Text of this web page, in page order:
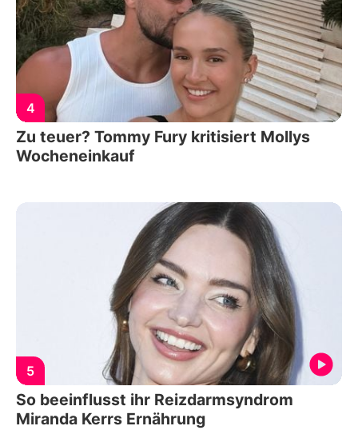
4
Zu teuer? Tommy Fury kritisiert Mollys
Wocheneinkauf
5
So beeinflusst ihr Reizdarmsyndrom
Miranda Kerrs Ernährung